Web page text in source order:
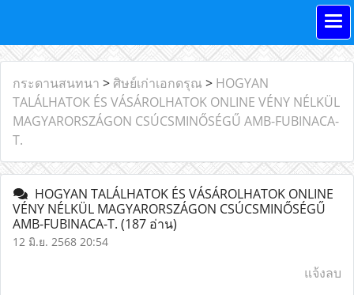
กระดานสนทนา > ศิษย์เก่าเอกดรุณ > HOGYAN
TALÁLHATOK ÉS VÁSÁROLHATOK ONLINE VÉNY NÉLKÜL
MAGYARORSZÁGON CSÚCSMINŐSÉGŰ AMB-FUBINACA-
T.
HOGYAN TALÁLHATOK ÉS VÁSÁROLHATOK ONLINE
VÉNY NÉLKÜL MAGYARORSZÁGON CSÚCSMINŐSÉGŰ
AMB-FUBINACA-T. (187 อ่าน)
12 มิ.ย. 2568 20:54
แจ้งลบ